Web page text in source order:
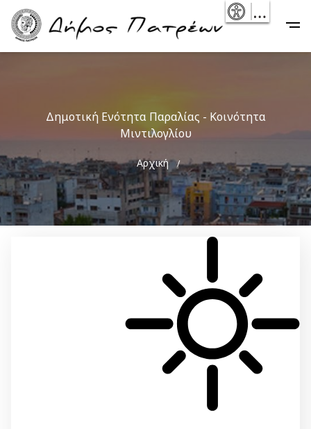
Skip
main
Main
navigation
Δημοτική Ενότητα Παραλίας - Κοινότητα
Μιντιλογλίου
Breadcrumb
Αρχική